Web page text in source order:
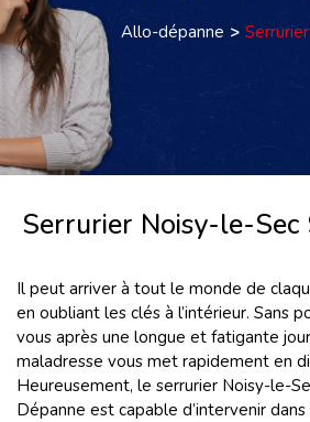
Allo-dépanne
Serrurier Noisy-le-
Il peut arriver à tout le monde de
en oubliant les clés à l’intérieur. Sans
vous après une longue et fatigante
maladresse vous met rapidement en
Heureusement, le serrurier Noisy-le-
Dépanne est capable d’intervenir